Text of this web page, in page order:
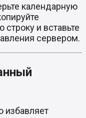
календарную
и вставьте
сервером.
избавляет